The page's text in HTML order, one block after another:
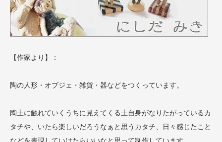
【作家より】：
陶の人形・オブジェ・雑貨・器などをつくっています。
陶土に触れていくうちに見えてくる土自身がなりたがっているカ
タチや、いたら楽しいだろうなぁと思うカタチ、日々感じたこと